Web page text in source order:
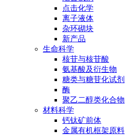
点击化学
离子液体
杂环砌块
新产品
生命科学
核苷与核苷酸
氨基酸及衍生物
糖类与糖苷化试剂
酶
聚乙二醇类化合物
材料科学
钙钛矿前体
金属有机框架原料